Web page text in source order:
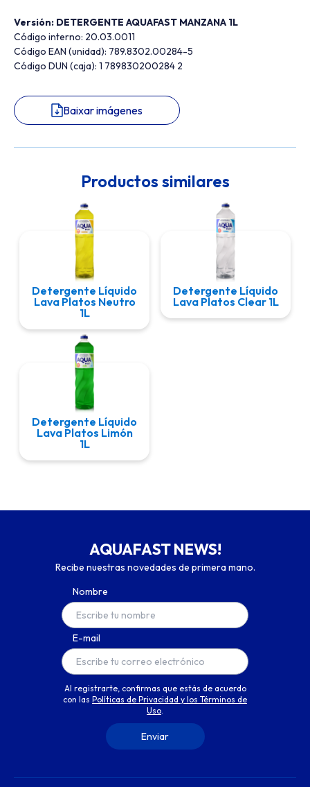
Versión: DETERGENTE AQUAFAST MANZANA 1L
Código interno: 20.03.0011
Código EAN (unidad): 789.8302.00284-5
Código DUN (caja): 1 789830200284 2
Baixar imágenes
Productos similares
Detergente Líquido
Lava Platos Neutro
1L
Detergente Líquido
Lava Platos Clear 1L
Detergente Líquido
Lava Platos Limón
1L
AQUAFAST NEWS!
Recibe nuestras novedades de primera mano.
Nombre
E-mail
Al registrarte, confirmas que estás de acuerdo
con las Políticas de Privacidad y los Términos de
Uso.